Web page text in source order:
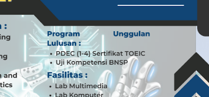
Hari Pelaut Sedunia: Menghargai Peran Pelaut di Balik
Gempa Dashyat di Venezuela: Kondisi WNI dan Dampak
Hari Pelaut Sedunia: Menghargai Peran Penting Pelaut